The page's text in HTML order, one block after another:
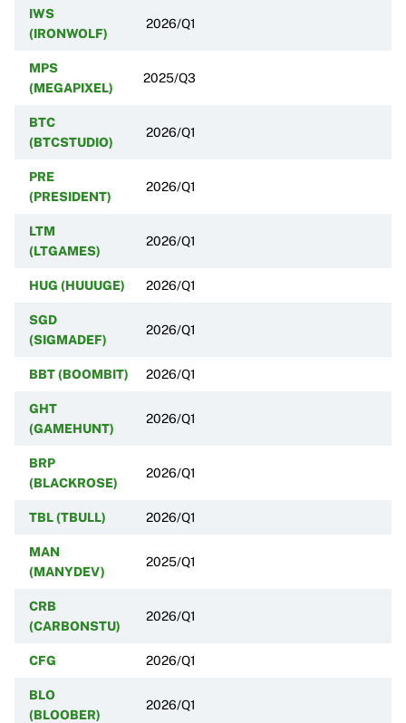
IWS
(IRONWOLF)
2026/Q1
MPS
(MEGAPIXEL)
2025/Q3
BTC
(BTCSTUDIO)
2026/Q1
PRE
(PRESIDENT)
2026/Q1
LTM
(LTGAMES)
2026/Q1
HUG (HUUUGE) 2026/Q1
SGD
(SIGMADEF)
2026/Q1
BBT (BOOMBIT) 2026/Q1
GHT
(GAMEHUNT)
2026/Q1
BRP
(BLACKROSE)
2026/Q1
TBL (TBULL) 2026/Q1
MAN
(MANYDEV)
2025/Q1
CRB
(CARBONSTU)
2026/Q1
CFG 2026/Q1
BLO
(BLOOBER)
2026/Q1